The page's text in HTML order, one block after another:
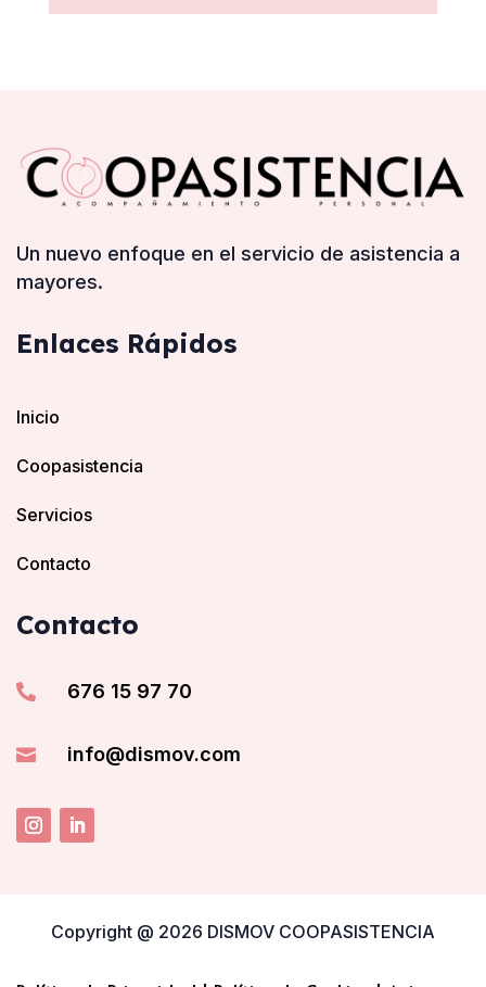
Un nuevo enfoque en el servicio de asistencia a
mayores.
Enlaces Rápidos
Inicio
Coopasistencia
Servicios
Contacto
Contacto
 676 15 97 70
 info@dismov.com
Copyright @ 2026 DISMOV COOPASISTENCIA